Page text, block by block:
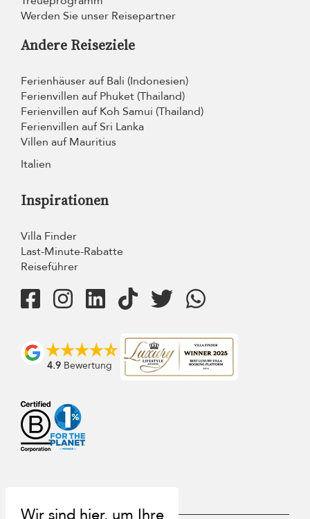
Werden Sie unser Reisepartner
Andere Reiseziele
Ferienhäuser auf Bali (Indonesien)
Ferienvillen auf Phuket (Thailand)
Ferienvillen auf Koh Samui (Thailand)
Ferienvillen auf Sri Lanka
Villen auf Mauritius
Italien
Inspirationen
Villa Finder
Last-Minute-Rabatte
Reiseführer
4.9 Bewertung